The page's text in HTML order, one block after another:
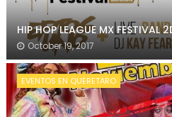
HIP HOP LEAGUE MX FESTIVAL
October 19, 2017
EVENTOS EN QUERETARO